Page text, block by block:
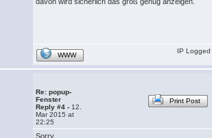
WWW
IP Logged
Re: popup-
Fenster
Reply #4 - 12.
Mar 2015 at
22:25
Print Post
Sorry,